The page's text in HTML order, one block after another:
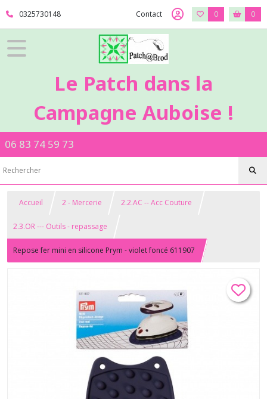
0325730148 Contact 0 0
Le Patch dans la
Campagne Auboise !
06 83 74 59 73
Accueil 2 - Mercerie 2.2.AC -- Acc Couture
2.3.OR --- Outils - repassage
Repose fer mini en silicone Prym - violet foncé 611907